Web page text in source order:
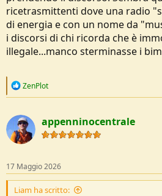
ricetrasmittenti dove una radio
di energia e con un nome da
i discorsi di chi ricorda che è
illegale...manco sterminasse i
R
c
t
i
o
s
:
ZenPlot
appenninocentrale
17 Maggio 2026
Liam ha scritto: